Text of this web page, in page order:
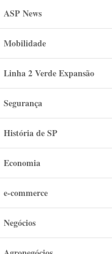
ASP News
Mobilidade
Linha 2 Verde Expansão
Segurança
História de SP
Economia
e-commerce
Negócios